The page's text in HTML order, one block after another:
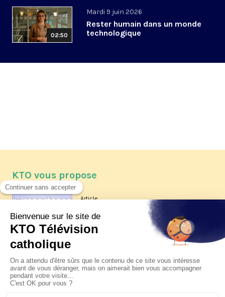
02:50
Mardi 9 juin 2026
Rester humain dans un monde
technologique
KTO vous propose
Article
Les reportages d'été 2026 de KTO
La visite pastorale du pape Léon
XIV à Assise à suivre sur KTO le
jeudi 6 août